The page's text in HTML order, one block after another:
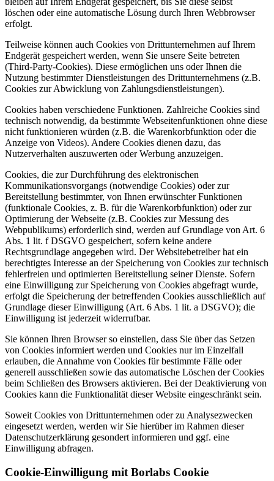
löschen oder eine automatische Lösung durch Ihren Webbrowser
erfolgt.
Teilweise können auch Cookies von Drittunternehmen auf Ihrem
Endgerät gespeichert werden, wenn Sie unsere Seite betreten
(Third-Party-Cookies). Diese ermöglichen uns oder Ihnen die
Nutzung bestimmter Dienstleistungen des Drittunternehmens (z.B.
Cookies zur Abwicklung von Zahlungsdienstleistungen).
Cookies haben verschiedene Funktionen. Zahlreiche Cookies sind
technisch notwendig, da bestimmte Webseitenfunktionen ohne diese
nicht funktionieren würden (z.B. die Warenkorbfunktion oder die
Anzeige von Videos). Andere Cookies dienen dazu, das
Nutzerverhalten auszuwerten oder Werbung anzuzeigen.
Cookies, die zur Durchführung des elektronischen
Kommunikationsvorgangs (notwendige Cookies) oder zur
Bereitstellung bestimmter, von Ihnen erwünschter Funktionen
(funktionale Cookies, z. B. für die Warenkorbfunktion) oder zur
Optimierung der Webseite (z.B. Cookies zur Messung des
Webpublikums) erforderlich sind, werden auf Grundlage von Art. 6
Abs. 1 lit. f DSGVO gespeichert, sofern keine andere
Rechtsgrundlage angegeben wird. Der Websitebetreiber hat ein
berechtigtes Interesse an der Speicherung von Cookies zur technisch
fehlerfreien und optimierten Bereitstellung seiner Dienste. Sofern
eine Einwilligung zur Speicherung von Cookies abgefragt wurde,
erfolgt die Speicherung der betreffenden Cookies ausschließlich auf
Grundlage dieser Einwilligung (Art. 6 Abs. 1 lit. a DSGVO); die
Einwilligung ist jederzeit widerrufbar.
Sie können Ihren Browser so einstellen, dass Sie über das Setzen
von Cookies informiert werden und Cookies nur im Einzelfall
erlauben, die Annahme von Cookies für bestimmte Fälle oder
generell ausschließen sowie das automatische Löschen der Cookies
beim Schließen des Browsers aktivieren. Bei der Deaktivierung von
Cookies kann die Funktionalität dieser Website eingeschränkt sein.
Soweit Cookies von Drittunternehmen oder zu Analysezwecken
eingesetzt werden, werden wir Sie hierüber im Rahmen dieser
Datenschutzerklärung gesondert informieren und ggf. eine
Einwilligung abfragen.
Cookie-Einwilligung mit Borlabs Cookie